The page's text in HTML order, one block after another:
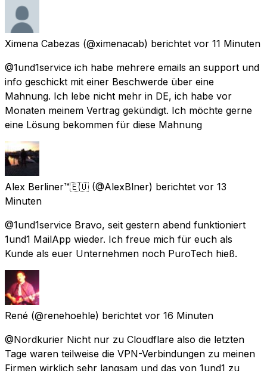
Ximena Cabezas (@ximenacab) berichtet vor 11 Minuten
@1und1service ich habe mehrere emails an support und
info geschickt mit einer Beschwerde über eine
Mahnung. Ich lebe nicht mehr in DE, ich habe vor
Monaten meinem Vertrag gekündigt. Ich möchte gerne
eine Lösung bekommen für diese Mahnung
Alex Berliner™🇪🇺 (@AlexBlner) berichtet vor 13
Minuten
@1und1service Bravo, seit gestern abend funktioniert
1und1 MailApp wieder. Ich freue mich für euch als
Kunde als euer Unternehmen noch PuroTech hieß.
René (@renehoehle) berichtet vor 16 Minuten
@Nordkurier Nicht nur zu Cloudflare also die letzten
Tage waren teilweise die VPN-Verbindungen zu meinen
Firmen wirklich sehr langsam und das von 1und1 zu